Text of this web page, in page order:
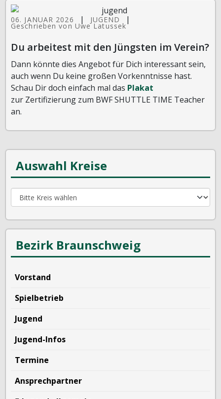
06. JANUAR 2026 | JUGEND |
Geschrieben von Uwe Latussek
Du arbeitest mit den Jüngsten im Verein?
Dann könnte dies Angebot für Dich interessant sein,
auch wenn Du keine großen Vorkenntnisse hast.
Schau Dir doch einfach mal das Plakat
zur Zertifizierung zum BWF SHUTTLE TIME Teacher
an.
Auswahl Kreise
Bezirk Braunschweig
Vorstand
Spielbetrieb
Jugend
Jugend-Infos
Termine
Ansprechpartner